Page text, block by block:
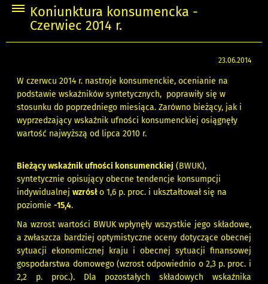
Koniunktura konsumencka -
Czerwiec 2014 r.
23.06.2014
W czerwcu 2014 r. nastroje konsumenckie, ocenianie na
podstawie wskaźników syntetycznych, poprawiły się w
stosunku do poprzedniego miesiąca. Zarówno bieżący, jak i
wyprzedzający wskaźnik ufności konsumenckiej osiągnęły
wartość najwyższą od lipca 2010 r.
Bieżący wskaźnik ufności konsumenckiej (BWUK),
syntetycznie opisujący obecne tendencje konsumpcji
indywidualnejwzrósło 1,6 p. proc. i ukształtował się na
poziomie-15,4.
Na wzrost wartości BWUK wpłynęły wszystkie jego składowe,
a zwłaszcza bardziej optymistyczne oceny dotyczące obecnej
sytuacji ekonomicznej kraju i obecnej sytuacji finansowej
gospodarstwa domowego (wzrost odpowiednio o 2,3 p. proc. i
2,2 p. proc.). Dla pozostałych składowych wskaźnika